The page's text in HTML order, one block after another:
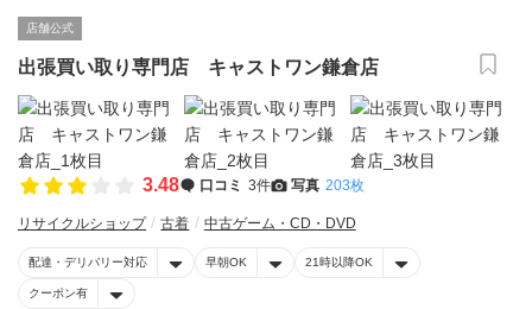
店舗公式
出張買い取り専門店 キャストワン鎌倉店
3.48 口コミ 3件 写真 203枚
リサイクルショップ 古着 中古ゲーム・CD・DVD
配達・デリバリー対応 早朝OK 21時以降OK
クーポン有